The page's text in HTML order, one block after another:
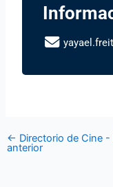
← Directorio de Cine -
anterior